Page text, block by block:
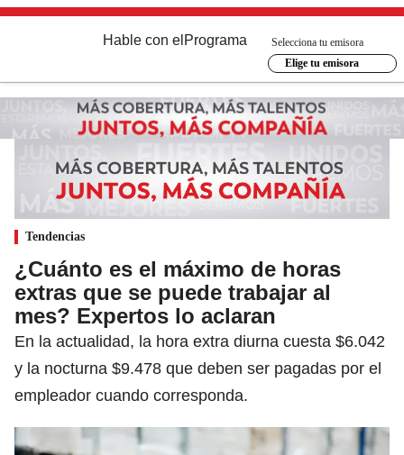
Hable con el Programa
Selecciona tu emisora
Elige tu emisora
Tendencias
¿Cuánto es el máximo de horas
extras que se puede trabajar al
mes? Expertos lo aclaran
En la actualidad, la hora extra diurna cuesta $6.042
y la nocturna $9.478 que deben ser pagadas por el
empleador cuando corresponda.